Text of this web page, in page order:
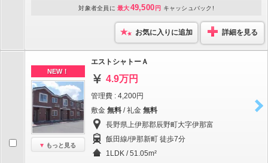
対象者全員に 最大49,500 円 キャッシュバック!
お気に入りに追加 詳細を見る
NEW！
もっと見る
エストシャトーＡ
4.9万円
管理費 : 4,200円
敷金 無料 / 礼金 無料
長野県上伊那郡辰野町大字伊那富
飯田線/伊那新町 徒歩7分
1LDK / 51.05m²